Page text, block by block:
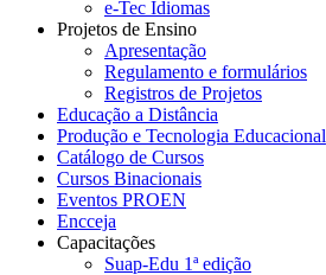
e-Tec Idiomas
Projetos de Ensino
Apresentação
Regulamento e formulários
Registros de Projetos
Educação a Distância
Produção e Tecnologia Educacional
Catálogo de Cursos
Cursos Binacionais
Eventos PROEN
Encceja
Capacitações
Suap-Edu 1ª edição